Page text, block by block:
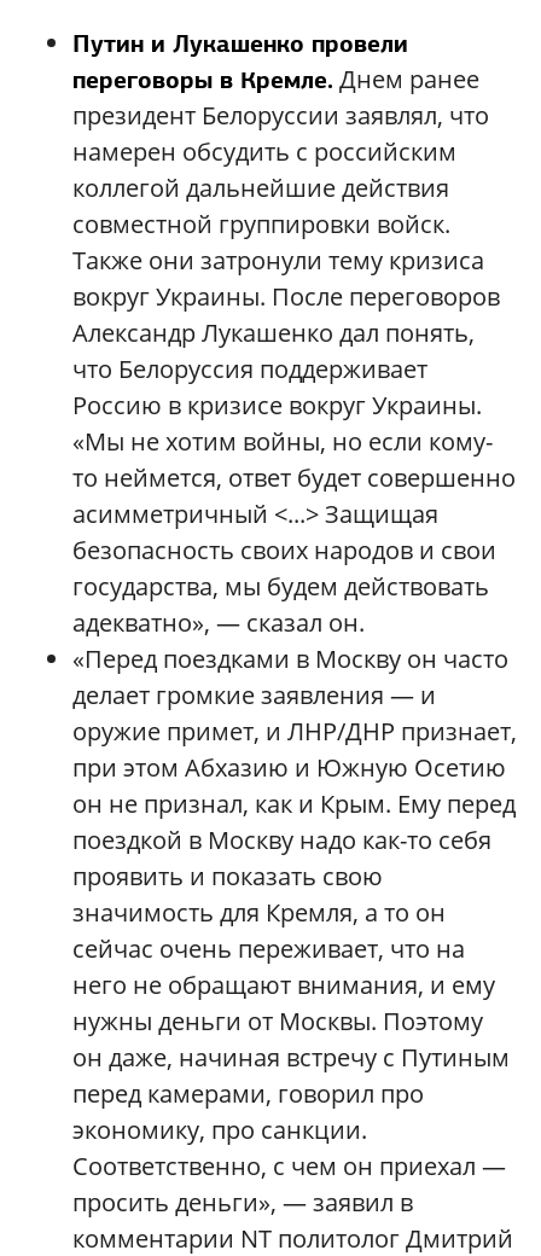
Путин и Лукашенко провели
переговоры в Кремле. Днем ранее
президент Белоруссии заявлял, что
намерен обсудить с российским
коллегой дальнейшие действия
совместной группировки войск.
Также они затронули тему кризиса
вокруг Украины. После переговоров
Александр Лукашенко дал понять,
что Белоруссия поддерживает
Россию в кризисе вокруг Украины.
«Мы не хотим войны, но если кому-
то неймется, ответ будет совершенно
асимметричный <...> Защищая
безопасность своих народов и свои
государства, мы будем действовать
адекватно», — сказал он.
«Перед поездками в Москву он часто
делает громкие заявления — и
оружие примет, и ЛНР/ДНР признает,
при этом Абхазию и Южную Осетию
он не признал, как и Крым. Ему перед
поездкой в Москву надо как-то себя
проявить и показать свою
значимость для Кремля, а то он
сейчас очень переживает, что на
него не обращают внимания, и ему
нужны деньги от Москвы. Поэтому
он даже, начиная встречу с Путиным
перед камерами, говорил про
экономику, про санкции.
Соответственно, с чем он приехал —
просить деньги», — заявил в
комментарии NT политолог Дмитрий